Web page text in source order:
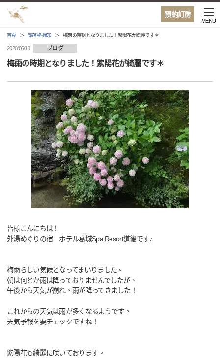
預約訂房
MENU
首頁 部落格·通知 梅雨の時期となりました！紫陽花が綺麗です＊
2020/06/10 ブログ
梅雨の時期となりました！紫陽花が綺麗です＊
皆様こんにちは！
外湯めぐりの宿 ホテル葛城Spa Resort道後です♪
梅雨らしい気候となってまいりました。
朝は何とか雨は降っておりませんでしたが、
午後から天気が崩れ、雨が降ってきました！
これからの天気は雨が多くなるようです。
天気予報を要チェックですね！
紫陽花も綺麗に咲いております。